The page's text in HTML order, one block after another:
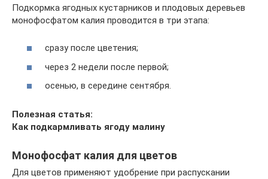
Подкормка ягодных кустарников и плодовых деревьев
монофосфатом калия проводится в три этапа:
сразу после цветения;
через 2 недели после первой;
осенью, в середине сентября.
Полезная статья:
Как подкармливать ягоду малину
Монофосфат калия для цветов
Для цветов применяют удобрение при распускании